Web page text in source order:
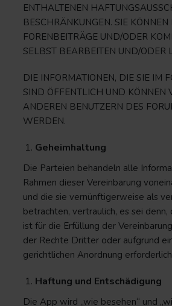
ENTHALTENEN
BESCHRÄNKUNGEN. SIE KÖNNEN
FORENBEITRÄGE UND/ODER
SELBST BEARBEITEN UND/ODER
DIE INFORMATIONEN, DIE SIE IM
SIND ÖFFENTLICH UND KÖNNEN
ANDEREN BENUTZERN DES
WERDEN.
Geheimhaltung
Die Parteien behandeln alle
Rahmen dieser Vereinbarung
und die sie vernünftigerweise als
betrachten, vertraulich, es sei
ist für die Erfüllung der
der Rechte Dritter oder aufgrund
gerichtlichen Anordnung
Haftung und Entschädigung
Die App wird „wie besehen“ und